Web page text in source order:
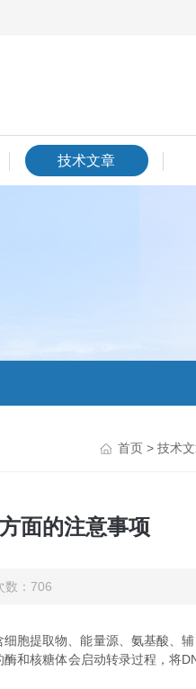
技术文章
首页 > 技术
面的注意事项
：706
胞提取物、能量源、氨基酸、
和核糖体会启动转录过程，将